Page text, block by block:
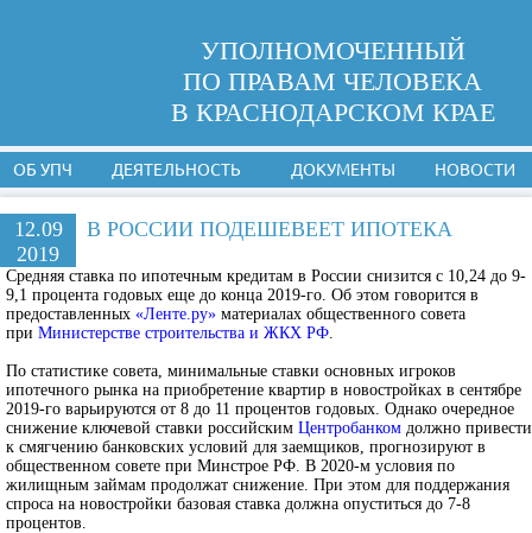
УПОЛНОМОЧЕННЫЙ
ПО ПРАВАМ ЧЕЛОВЕКА
В КРАСНОДАРСКОМ КРАЕ
ОБ УПЧ ДЕЯТЕЛЬНОСТЬ ДОКУМЕНТЫ НОВОСТИ
12.09
2019
В РОССИИ ПОДЕШЕВЕЕТ ИПОТЕКА
Средняя ставка по ипотечным кредитам в России снизится с 10,24 до 9-
9,1 процента годовых еще до конца 2019-го. Об этом говорится в
предоставленных «Ленте.ру» материалах общественного совета
при Министерстве строительства и ЖКХ РФ.
По статистике совета, минимальные ставки основных игроков
ипотечного рынка на приобретение квартир в новостройках в сентябре
2019-го варьируются от 8 до 11 процентов годовых. Однако очередное
снижение ключевой ставки российским Центробанком должно привести
к смягчению банковских условий для заемщиков, прогнозируют в
общественном совете при Минстрое РФ. В 2020-м условия по
жилищным займам продолжат снижение. При этом для поддержания
спроса на новостройки базовая ставка должна опуститься до 7-8
процентов.